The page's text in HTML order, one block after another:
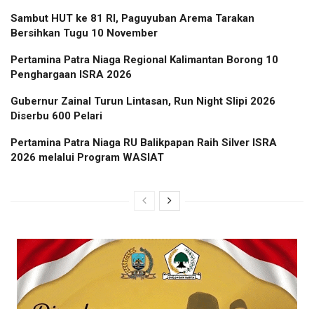
Sambut HUT ke 81 RI, Paguyuban Arema Tarakan
Bersihkan Tugu 10 November
Pertamina Patra Niaga Regional Kalimantan Borong 10
Penghargaan ISRA 2026
Gubernur Zainal Turun Lintasan, Run Night Slipi 2026
Diserbu 600 Pelari
Pertamina Patra Niaga RU Balikpapan Raih Silver ISRA
2026 melalui Program WASIAT